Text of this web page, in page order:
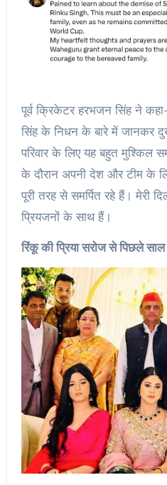
पूर्व क्रिकेटर हरभजन सिंह ने
सिंह के निधन के बारे में
परिवार के लिए यह बहुत मुश्किल
के दौरान अपनी देश और टीम के
पूरी तरह से समर्पित रहे हैं।
प्रियजनों के साथ हैं।
रिंकू की प्रिया सरोज से पिछले